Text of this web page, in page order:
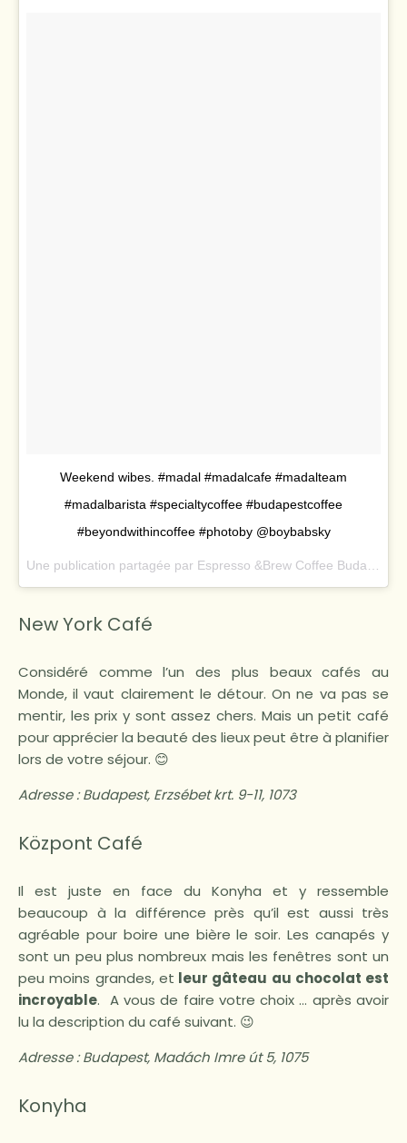
Weekend wibes. #madal #madalcafe #madalteam
#madalbarista #specialtycoffee #budapestcoffee
#beyondwithincoffee #photoby @boybabsky
Une publication partagée par Espresso &Brew Coffee Budapest
New York Café
Considéré comme l’un des plus beaux cafés au
Monde, il vaut clairement le détour. On ne va pas se
mentir, les prix y sont assez chers. Mais un petit café
pour apprécier la beauté des lieux peut être à planifier
lors de votre séjour. 😊
Adresse :Budapest, Erzsébet krt. 9-11, 1073
Központ Café
Il est juste en face du Konyha et y ressemble
beaucoup à la différence près qu’il est aussi très
agréable pour boire une bière le soir. Les canapés y
sont un peu plus nombreux mais les fenêtres sont un
peu moins grandes, et leur gâteau au chocolat est
incroyable. A vous de faire votre choix … après avoir
lu la description du café suivant. 😉
Adresse :Budapest, Madách Imre út 5, 1075
Konyha